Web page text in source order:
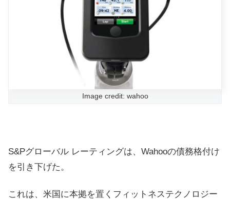
Image credit: wahoo
S&Pグローバル レーティングは、Wahooの債務格付け
を引き下げた。
これは、米国に本拠を置くフィットネステクノロジー